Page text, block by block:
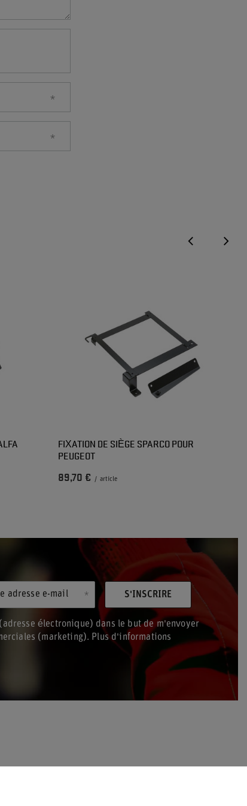
FIXATION DE SIÈGE SPARCO POUR
PEUGEOT
89,70 € / article
adresse e-mail
électronique) dans le but de m'envoyer
(marketing). Plus d'informations
S'INSCRIRE